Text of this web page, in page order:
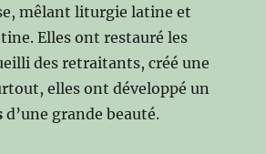
mêlant liturgie latine et
Elles ont restauré les
des retraitants, créé une
elles ont développé un
d’une grande beauté.